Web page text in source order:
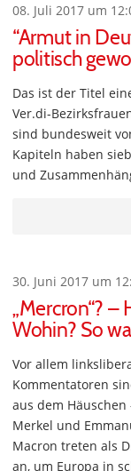
08. Juli 2017 um
“Armut in
politisch
Das ist der Titel
Ver.di-
sind bundesweit
Kapiteln haben
und
30. Juni 2017 um
„Mercron“? –
Wohin? So
Vor allem
Kommentatoren
aus dem Häuschen
Merkel und
Macron treten als
an, um Europa in